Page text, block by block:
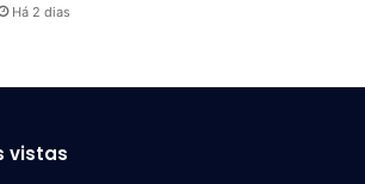
Há 2 dias
vistas